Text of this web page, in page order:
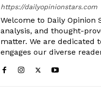
https://dailyopinionstars.com
Welcome to Daily
analysis, and thought-
matter. We are dedicated
engages our diverse